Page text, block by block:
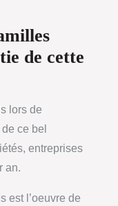
de cette
lors de
ce bel
entreprises
an.
est l’oeuvre de